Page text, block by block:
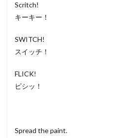
Scritch!
キーキー！
SWITCH!
スイッチ！
FLICK!
ピシッ！
Spread the paint.